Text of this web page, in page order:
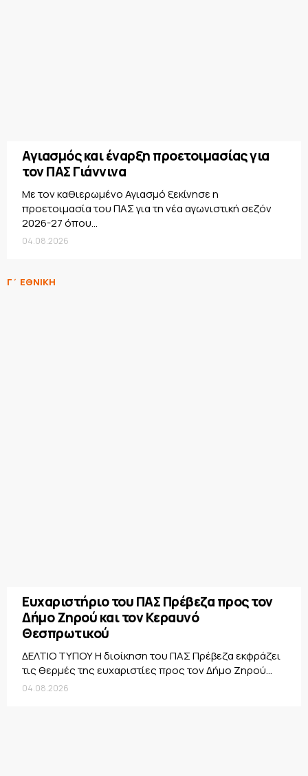
Αγιασμός και έναρξη προετοιμασίας για
τον ΠΑΣ Γιάννινα
Με τον καθιερωμένο Αγιασμό ξεκίνησε η
προετοιμασία του ΠΑΣ για τη νέα αγωνιστική σεζόν
2026-27 όπου...
04.08.2026
Γ΄ ΕΘΝΙΚΗ
Ευχαριστήριο του ΠΑΣ Πρέβεζα προς τον
Δήμο Ζηρού και τον Κεραυνό
Θεσπρωτικού
ΔΕΛΤΙΟ ΤΥΠΟΥ Η διοίκηση του ΠΑΣ Πρέβεζα εκφράζει
τις θερμές της ευχαριστίες προς τον Δήμο Ζηρού...
04.08.2026